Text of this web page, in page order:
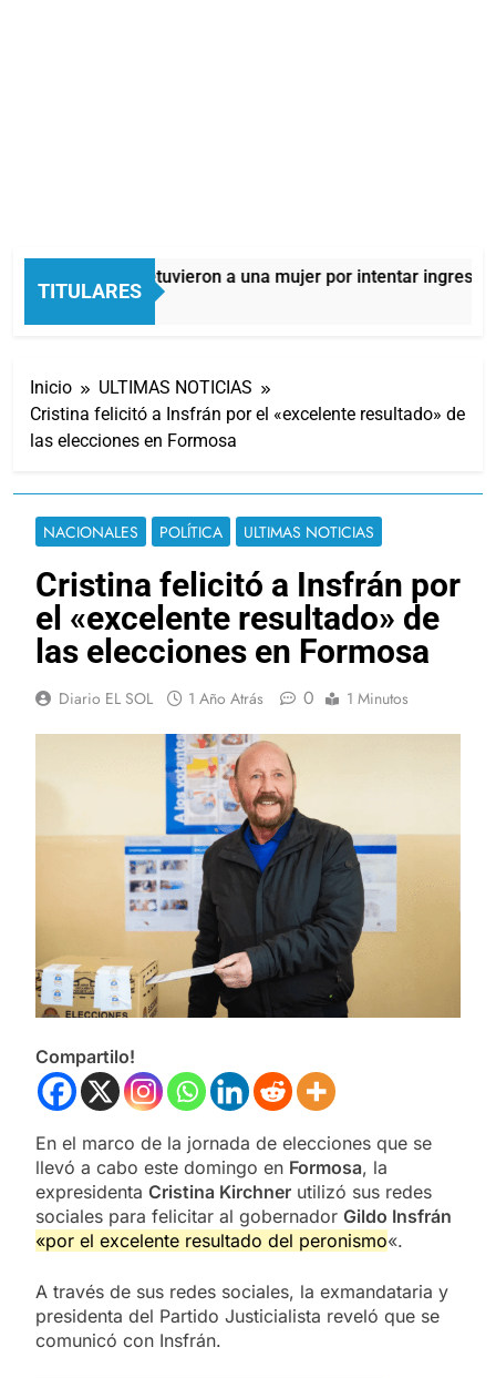
TITULARES
Quilmes: detuvieron a una mujer por intentar ingresar
4 Horas Atrás
Inicio
ULTIMAS NOTICIAS
Cristina felicitó a Insfrán por el «excelente resultado» de
las elecciones en Formosa
NACIONALES POLÍTICA ULTIMAS NOTICIAS
Cristina felicitó a Insfrán por
el «excelente resultado» de
las elecciones en Formosa
Diario EL SOL 1 Año Atrás 0 1 Minutos
Compartilo!
En el marco de la jornada de elecciones que se
llevó a cabo este domingo en Formosa, la
expresidenta Cristina Kirchner utilizó sus redes
sociales para felicitar al gobernador Gildo Insfrán
«por el excelente resultado del peronismo«.
A través de sus redes sociales, la exmandataria y
presidenta del Partido Justicialista reveló que se
comunicó con Insfrán.